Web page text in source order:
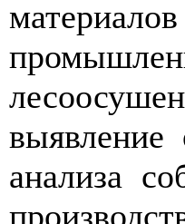
лесоос
анализа